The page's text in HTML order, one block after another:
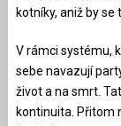
kotníky, aniž by se
V rámci systému,
sebe navazují
život a na smrt.
kontinuita. Přitom